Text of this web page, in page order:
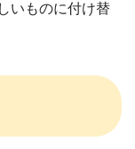
いものに付け替